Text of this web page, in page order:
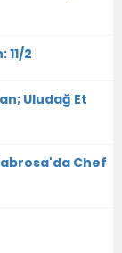
2
Uludağ Et
Chef